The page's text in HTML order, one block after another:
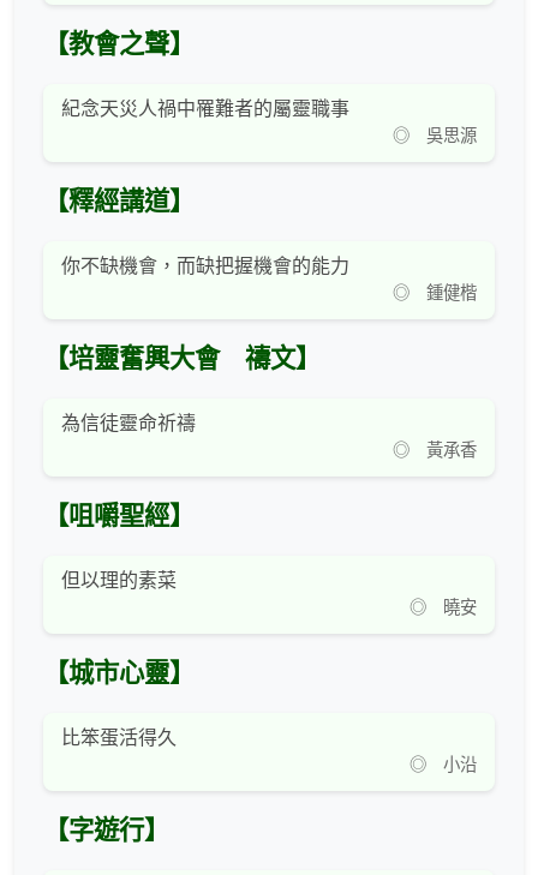
【教會之聲】
紀念天災人禍中罹難者的屬靈職事
◎ 吳思源
【釋經講道】
你不缺機會，而缺把握機會的能力
◎ 鍾健楷
【培靈奮興大會 禱文】
為信徒靈命祈禱
◎ 黃承香
【咀嚼聖經】
但以理的素菜
◎ 曉安
【城市心靈】
比笨蛋活得久
◎ 小沿
【字遊行】